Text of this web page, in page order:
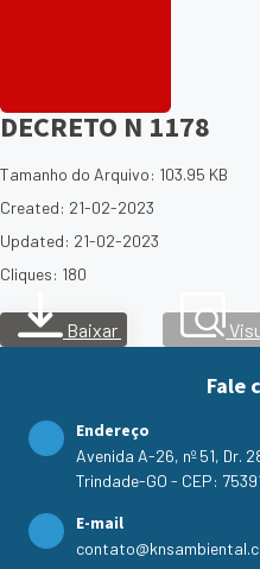
DECRETO N 1178
Tamanho do Arquivo: 103.95 KB
Created: 21-02-2023
Updated: 21-02-2023
Cliques: 180
Baixar
Fale
Endereço
Avenida A-26, nº 51, Dr.
Trindade-GO - CEP:
E-mail